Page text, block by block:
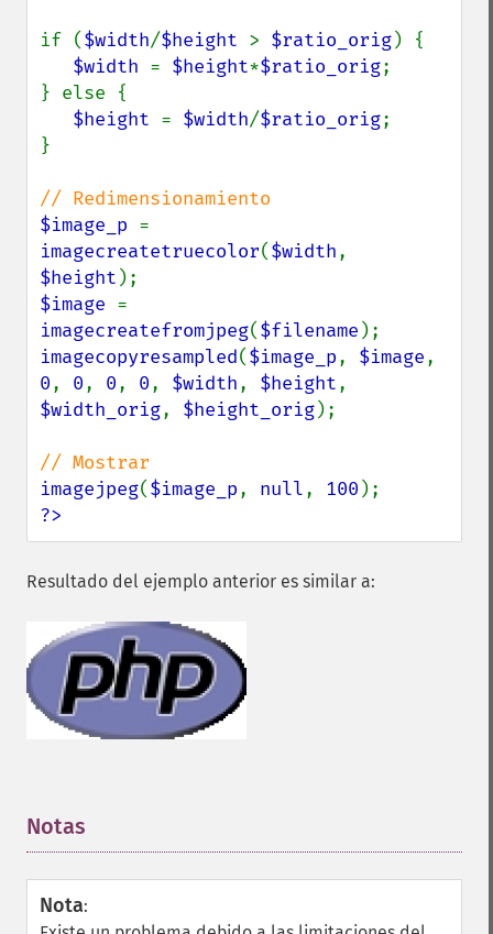
if ($width/$height > $ratio_orig) {
$width = $height*$ratio_orig;
} else {
$height = $width/$ratio_orig;
}
$image_p
imagecreatetruecolor($width
$height
$image
imagecreatefromjpeg($filename
imagecopyresampled($image_p, $image
0, 0, 0, 0, $width, $height
$width_orig, $height_orig);
imagejpeg($image_p, null, 100
?>
Resultado del ejemplo anterior es similar a:
Notas
Nota: